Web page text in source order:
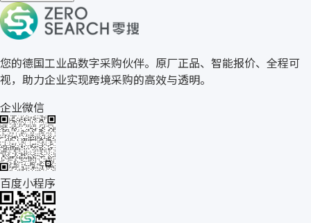
关于零搜
您的德国工业品数字采购伙伴。原厂正品、智能报价、全程可
视，助力企业实现跨境采购的高效与透明。
企业微信
百度小程序